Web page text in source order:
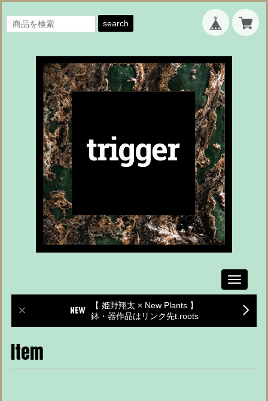
search
Toggle
【 姫野翔太 × New Plants 】
鉢・器作品はリンク先t.roots
Item